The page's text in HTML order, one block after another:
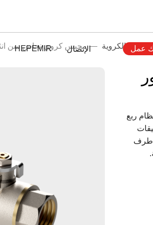
عمل HEPEMIR الإتصال الكروية محبس كروي نحاس سن انثى
ربع